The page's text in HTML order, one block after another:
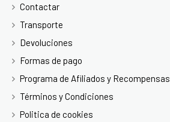
Contactar
Transporte
Devoluciones
Formas de pago
Programa de Afiliados y Recompensas
Términos y Condiciones
Politica de cookies